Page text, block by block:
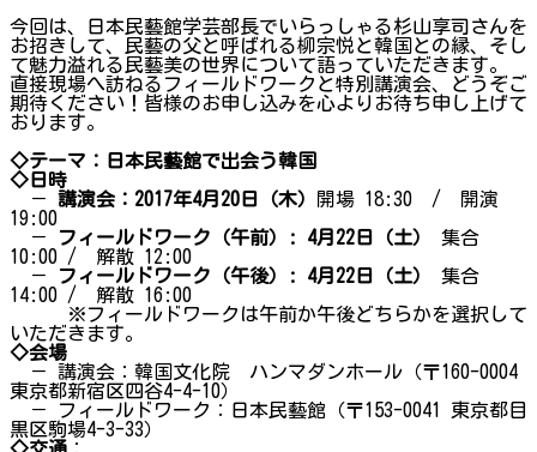
今回は、日本民藝館学芸部長でいらっしゃる杉山享司さんを
お招きして、民藝の父と呼ばれる柳宗悦と韓国との縁、そし
て魅力溢れる民藝美の世界について語っていただきます。
直接現場へ訪ねるフィールドワークと特別講演会、どうぞご
期待ください！皆様のお申し込みを心よりお待ち申し上げて
おります。
◇テーマ：日本民藝館で出会う韓国
◇日時
－ 講演会：2017年4月20日（木）
開場 18:30 / 開演
19:00
－
フィールドワーク（午前）: 4月22日（土）
集合
10:00 / 解散 12:00
－
フィールドワーク（午後）: 4月22日（土）
集合
14:00 / 解散 16:00
※フィールドワークは午前か午後どちらかを選択して
いただきます。
◇会場
－ 講演会：韓国文化院 ハンマダンホール（〒160-0004
東京都新宿区四谷4-4-10）
－ フィールドワーク：日本民藝館（〒153-0041 東京都目
黒区駒場4-3-33）